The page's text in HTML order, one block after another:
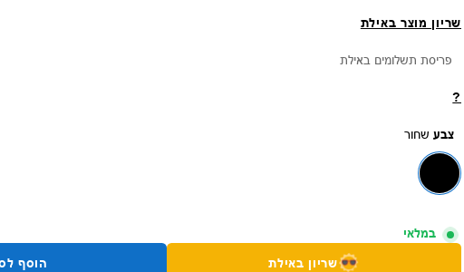
שריון מוצר באילת
פריסת תשלומים באילת
?
צבע שחור
במלאי
שריון באילת הוסף